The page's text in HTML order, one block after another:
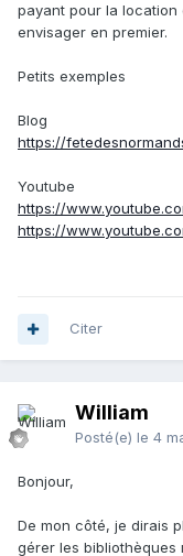
payant pour la
envisager en premier.
Petits exemples
Blog
https://
Youtube
https://
https://
Citer
William
Posté(e) le 4
Bonjour,
De mon côté, je dirais
gérer les